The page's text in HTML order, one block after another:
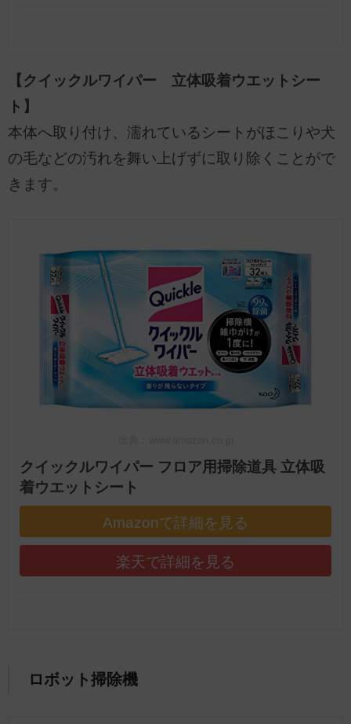
【クイックルワイパー 立体吸着ウエットシー
ト】
本体へ取り付け、濡れているシートがほこりや犬
の毛などの汚れを舞い上げずに取り除くことがで
きます。
クイックルワイパー フロア用掃除道具 立体吸
着ウエットシート
Amazonで詳細を見る
楽天で詳細を見る
ロボット掃除機